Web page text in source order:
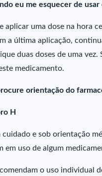
eu me esquecer de usar
aplicar uma dose na hora
a última aplicação,
duas doses de uma
medicamento.
orientação do
H
e sob orientação
em uso de algum
o uso individual